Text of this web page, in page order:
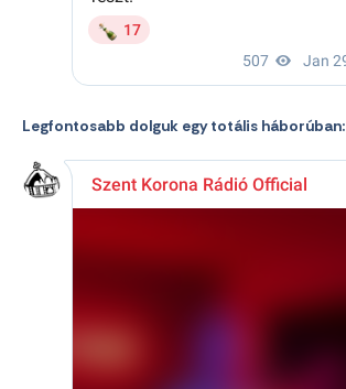
Legfontosabb dolguk egy totális háborúban: